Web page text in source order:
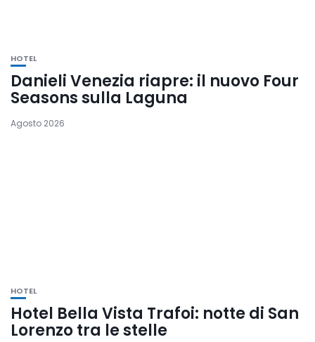
HOTEL
Danieli Venezia riapre: il nuovo Four
Seasons sulla Laguna
Agosto 2026
HOTEL
Hotel Bella Vista Trafoi: notte di San
Lorenzo tra le stelle